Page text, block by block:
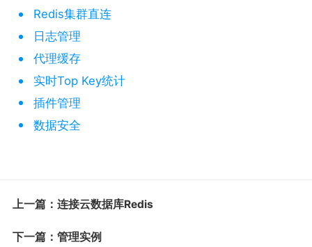
Redis集群直连
日志管理
代理缓存
实时Top Key统计
插件管理
数据安全
上一篇：连接云数据库Redis
下一篇：管理实例